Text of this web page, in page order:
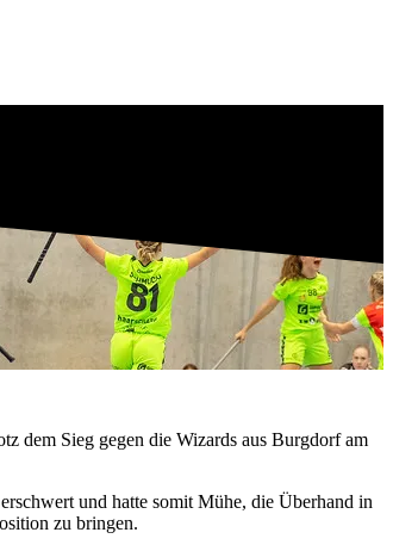
dem Sieg gegen die Wizards aus Burgdorf am
und hatte somit Mühe, die Überhand in
zu bringen.